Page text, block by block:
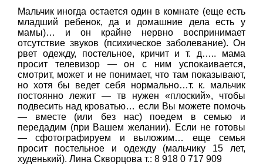
Мальчик иногда остается один в комнате (еще есть
младший ребенок, да и домашние дела есть у
мамы)… и он крайне нервно воспринимает
отсутствие звуков (психическое заболевание). Он
рвет одежду, постельное, кричит и т. д….. мама
просит телевизор — он с ним успокаивается,
смотрит, может и не понимает, что там показывают,
но хотя бы ведет себя нормально…т. к. мальчик
постоянно лежит — тв нужен «плоский», чтобы
подвесить над кроватью… если Вы можете помочь
— вместе (или без нас) поедем в семью и
передадим (при Вашем желании). Если не готовы
— сфотографируем и выложим… еще семья
просит постельное и одежду (мальчику 15 лет,
худенький). Лина Скворцова т.: 8 918 0 717 909